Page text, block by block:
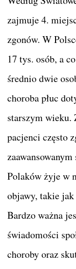
zajmuje 4.
zgonów. W
17 tys. osób, a
średnio dwie
choroba płuc
starszym wieku.
pacjenci często
Polaków żyje w
objawy, takie
Bardzo ważna
świadomości
choroby oraz